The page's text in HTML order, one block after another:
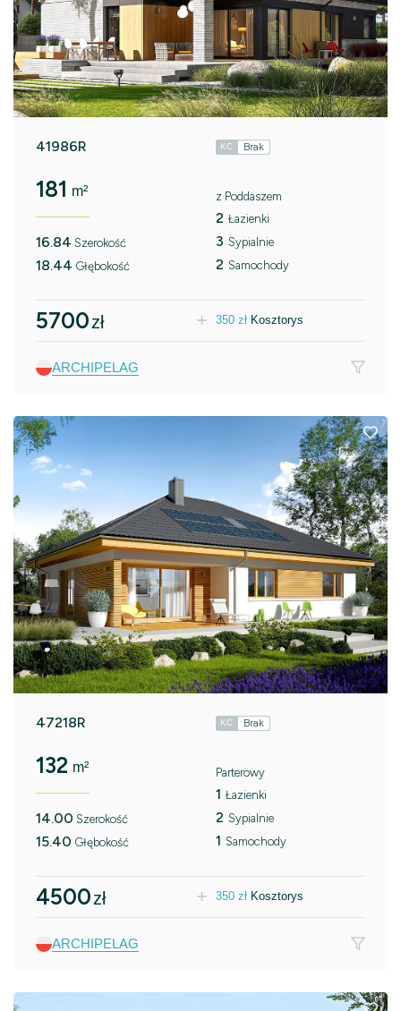
41986R KC Brak
181 m²
16.84 Szerokość
18.44 Głębokość
z Poddaszem
2 Łazienki
3 Sypialnie
2 Samochody
5700zł 350 zł Kosztorys
ARCHIPELAG
47218R KC Brak
132 m²
14.00 Szerokość
15.40 Głębokość
Parterowy
1 Łazienki
2 Sypialnie
1 Samochody
4500zł 350 zł Kosztorys
ARCHIPELAG